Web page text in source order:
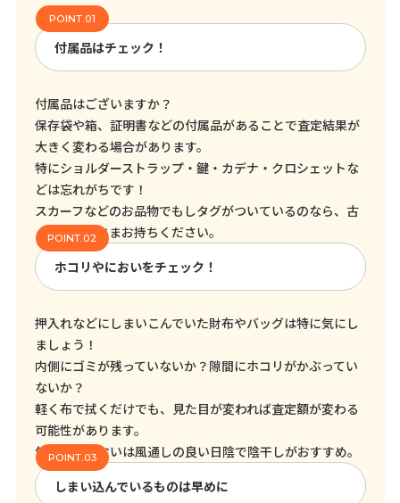
付属品はチェック！
付属品はございますか？
保存袋や箱、証明書などの付属品があることで査定結果が
大きく変わる場合があります。
特にショルダーストラップ・鍵・カデナ・クロシェットな
どは忘れがちです！
スカーフなどのお品物でもしタグがついているのなら、古
くてもそのままお持ちください。
ホコリやにおいをチェック！
押入れなどにしまいこんでいた財布やバッグは特に気にし
ましょう！
内側にゴミが残っていないか？隙間にホコリがかぶってい
ないか？
軽く布で拭くだけでも、見た目が変われば査定額が変わる
可能性があります。
気になるにおいは風通しの良い日陰で陰干しがおすすめ。
しまい込んでいるものは早めに